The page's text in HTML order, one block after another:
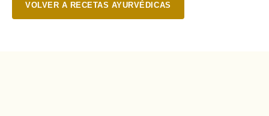
VOLVER A RECETAS AYURVÉDICAS